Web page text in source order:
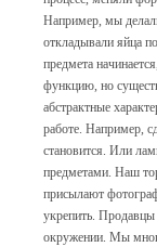
Например, мы
откладывали яйца
предмета
функцию, но
абстрактные
работе. Например,
становится. Или
предметами. Наш
присылают
укрепить.
окружении. Мы